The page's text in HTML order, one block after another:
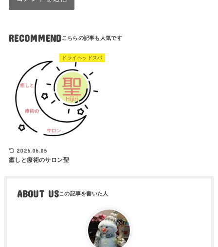
RECOMMEND
ドライヘッドスパ
2026.06.05
癒しと療術のサロン聖
ABOUT US